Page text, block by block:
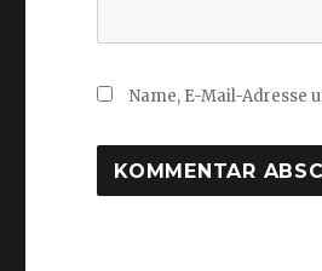
Name, E-Mail-Adresse